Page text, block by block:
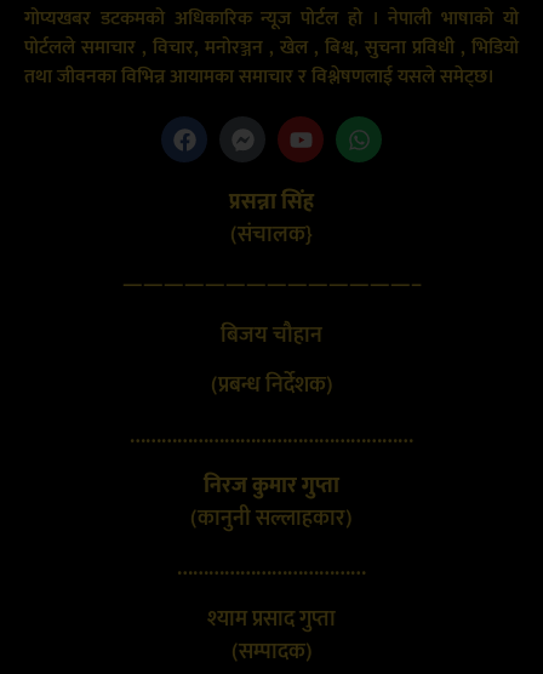
गोप्यखबर डटकमको अधिकारिक न्यूज पोर्टल हो । नेपाली भाषाको यो
पोर्टलले समाचार , विचार, मनोरञ्जन , खेल , बिश्व, सुचना प्रविधी , भिडियो
तथा जीवनका विभिन्न आयामका समाचार र विश्लेषणलाई यसले समेट्छ।
प्रसन्ना सिंह
(संचालक}
——————————————–
बिजय चौहान
(प्रबन्ध निर्देशक)
………………………………………………
निरज कुमार गुप्ता
(कानुनी सल्लाहकार)
………………………………
श्याम प्रसाद गुप्ता
(सम्पादक)